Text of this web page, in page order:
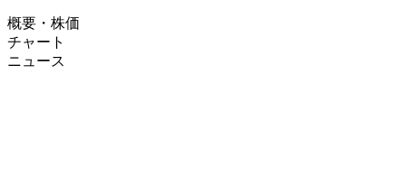
概要・株価
チャート
ニュース